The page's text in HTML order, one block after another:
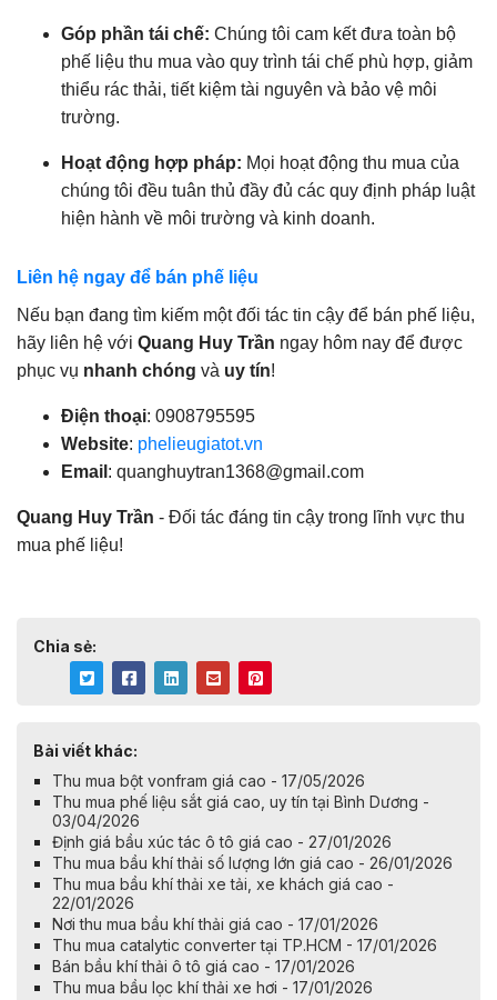
Góp phần tái chế: Chúng tôi cam kết đưa toàn bộ
phế liệu thu mua vào quy trình tái chế phù hợp, giảm
thiểu rác thải, tiết kiệm tài nguyên và bảo vệ môi
trường.
Hoạt động hợp pháp: Mọi hoạt động thu mua của
chúng tôi đều tuân thủ đầy đủ các quy định pháp luật
hiện hành về môi trường và kinh doanh.
Liên hệ ngay để bán phế liệu
Nếu bạn đang tìm kiếm một đối tác tin cậy để bán phế liệu,
hãy liên hệ với Quang Huy Trần ngay hôm nay để được
phục vụ nhanh chóng và uy tín!
Điện thoại: 0908795595
Website: phelieugiatot.vn
Email : quanghuytran1368@gmail.com
Quang Huy Trần - Đối tác đáng tin cậy trong lĩnh vực thu
mua phế liệu!
Chia sẻ:
Bài viết khác:
Thu mua bột vonfram giá cao - 17/05/2026
Thu mua phế liệu sắt giá cao, uy tín tại Bình Dương -
03/04/2026
Định giá bầu xúc tác ô tô giá cao - 27/01/2026
Thu mua bầu khí thải số lượng lớn giá cao - 26/01/2026
Thu mua bầu khí thải xe tải, xe khách giá cao -
22/01/2026
Nơi thu mua bầu khí thải giá cao - 17/01/2026
Thu mua catalytic converter tại TP.HCM - 17/01/2026
Bán bầu khí thải ô tô giá cao - 17/01/2026
Thu mua bầu lọc khí thải xe hơi - 17/01/2026